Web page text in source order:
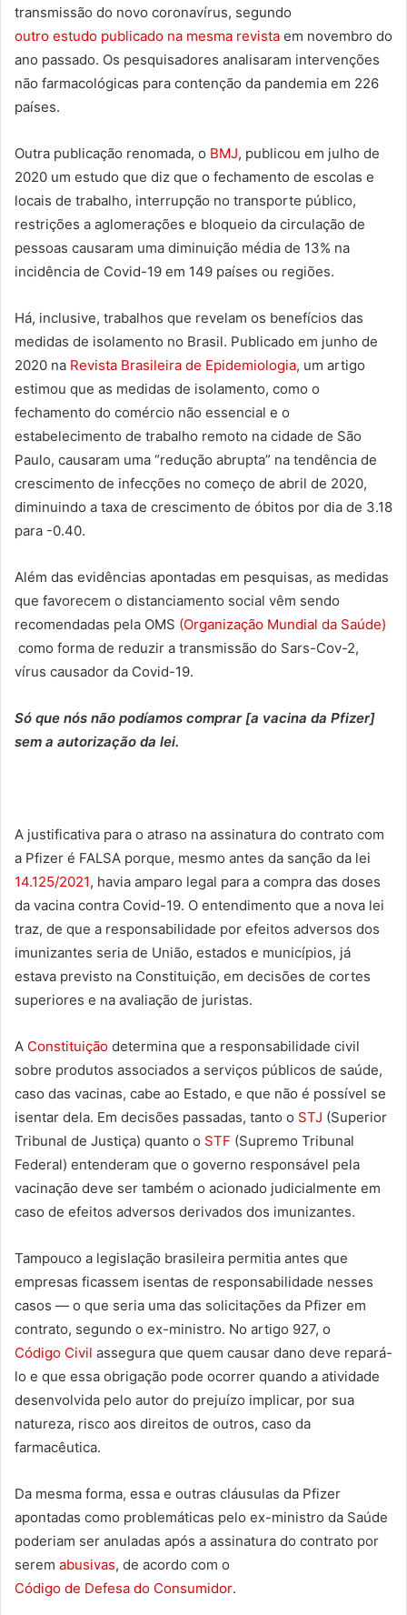
transmissão do novo coronavírus, segundo
outro estudo publicado na mesma revista em novembro do
ano passado. Os pesquisadores analisaram intervenções
não farmacológicas para contenção da pandemia em 226
países.
Outra publicação renomada, o BMJ, publicou em julho de
2020 um estudo que diz que o fechamento de escolas e
locais de trabalho, interrupção no transporte público,
restrições a aglomerações e bloqueio da circulação de
pessoas causaram uma diminuição média de 13% na
incidência de Covid-19 em 149 países ou regiões.
Há, inclusive, trabalhos que revelam os benefícios das
medidas de isolamento no Brasil. Publicado em junho de
2020 na Revista Brasileira de Epidemiologia, um artigo
estimou que as medidas de isolamento, como o
fechamento do comércio não essencial e o
estabelecimento de trabalho remoto na cidade de São
Paulo, causaram uma “redução abrupta” na tendência de
crescimento de infecções no começo de abril de 2020,
diminuindo a taxa de crescimento de óbitos por dia de 3.18
para -0.40.
Além das evidências apontadas em pesquisas, as medidas
que favorecem o distanciamento social vêm sendo
recomendadas pela OMS (Organização Mundial da Saúde)
como forma de reduzir a transmissão do Sars-Cov-2,
vírus causador da Covid-19.
Só que nós não podíamos comprar [a vacina da Pfizer]
sem a autorização da lei.
A justificativa para o atraso na assinatura do contrato com
a Pfizer é FALSA porque, mesmo antes da sanção da lei
14.125/2021, havia amparo legal para a compra das doses
da vacina contra Covid-19. O entendimento que a nova lei
traz, de que a responsabilidade por efeitos adversos dos
imunizantes seria de União, estados e municípios, já
estava previsto na Constituição, em decisões de cortes
superiores e na avaliação de juristas.
A Constituição determina que a responsabilidade civil
sobre produtos associados a serviços públicos de saúde,
caso das vacinas, cabe ao Estado, e que não é possível se
isentar dela. Em decisões passadas, tanto o STJ (Superior
Tribunal de Justiça) quanto o STF (Supremo Tribunal
Federal) entenderam que o governo responsável pela
vacinação deve ser também o acionado judicialmente em
caso de efeitos adversos derivados dos imunizantes.
Tampouco a legislação brasileira permitia antes que
empresas ficassem isentas de responsabilidade nesses
casos — o que seria uma das solicitações da Pfizer em
contrato, segundo o ex-ministro. No artigo 927, o
Código Civil assegura que quem causar dano deve repará-
lo e que essa obrigação pode ocorrer quando a atividade
desenvolvida pelo autor do prejuízo implicar, por sua
natureza, risco aos direitos de outros, caso da
farmacêutica.
Da mesma forma, essa e outras cláusulas da Pfizer
apontadas como problemáticas pelo ex-ministro da Saúde
poderiam ser anuladas após a assinatura do contrato por
serem abusivas, de acordo com o
Código de Defesa do Consumidor.